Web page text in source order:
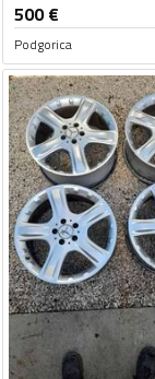
500€
Podgorica